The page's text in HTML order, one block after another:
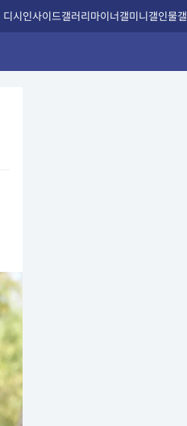
디시인사이드갤러리마이너갤미니갤인물갤